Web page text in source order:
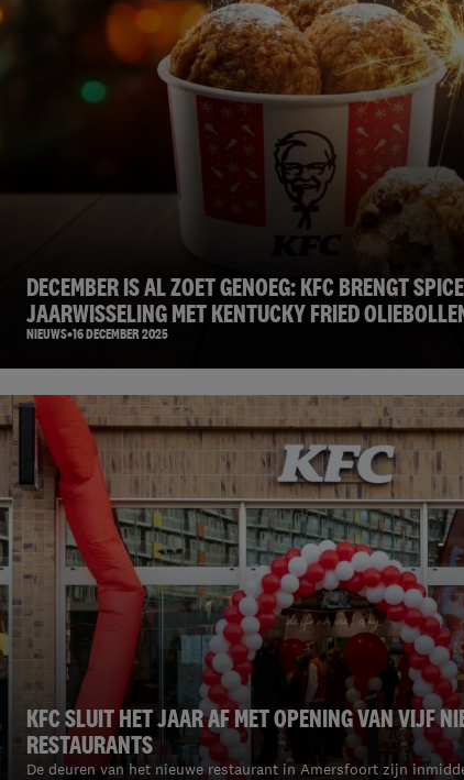
DECEMBER IS AL ZOET GENOEG: KFC BRENGT
JAARWISSELING MET KENTUCKY FRIED
NIEUWS 16 DECEMBER 2025
KFC SLUIT HET JAAR AF MET OPENING VAN VIJF
RESTAURANTS
De deuren van het nieuwe restaurant in Amersfoort zijn